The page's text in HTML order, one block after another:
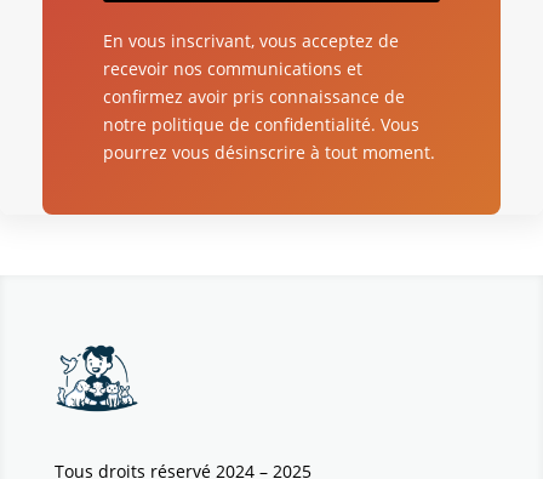
En vous inscrivant, vous acceptez de
recevoir nos communications et
confirmez avoir pris connaissance de
notre politique de confidentialité. Vous
pourrez vous désinscrire à tout moment.
Tous droits réservé 2024 – 2025